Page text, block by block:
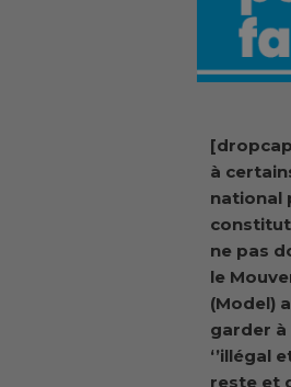
à
national
ne pas
le
(Model)
garder à
‘’illégal
reste et